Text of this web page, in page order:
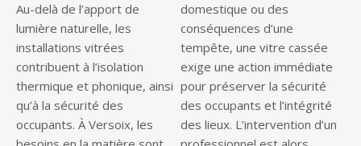
Au-delà de l’apport de
lumière naturelle, les
installations vitrées
contribuent à l’isolation
thermique et phonique, ainsi
qu’à la sécurité des
occupants. À Versoix, les
domestique ou des
conséquences d’une
tempête, une vitre cassée
exige une action immédiate
pour préserver la sécurité
des occupants et l’intégrité
des lieux. L’intervention d’un